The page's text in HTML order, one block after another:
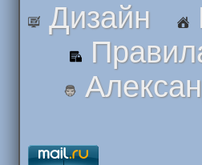
Дизайн